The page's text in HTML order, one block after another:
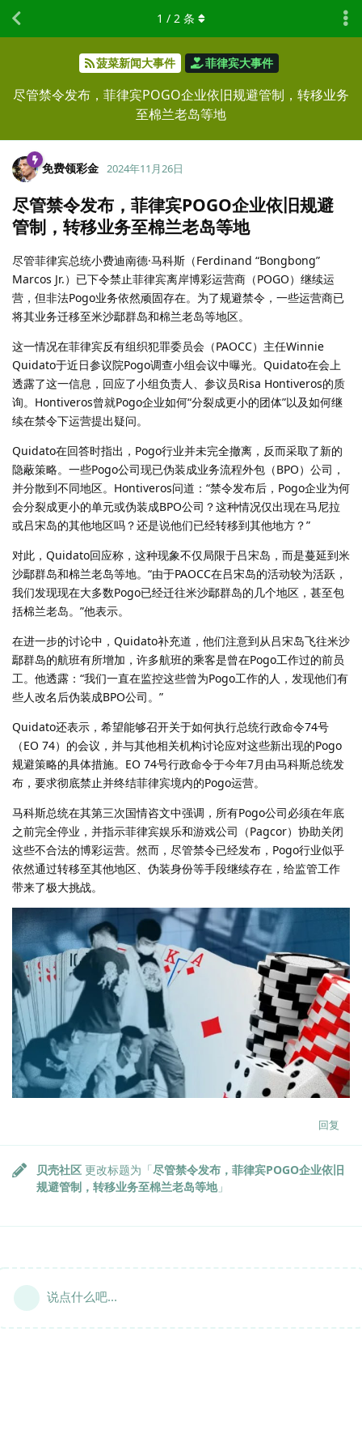
菠菜新闻大事件 菲律宾大事件
尽管禁令发布，菲律宾POGO企业依旧规避管制，转移业务
至棉兰老岛等地
1 / 2 条
免费领彩金 2024年11月26日
尽管禁令发布，菲律宾POGO企业依旧规避
管制，转移业务至棉兰老岛等地
尽管菲律宾总统小费迪南德·马科斯（Ferdinand “Bongbong”
Marcos Jr.）已下令禁止菲律宾离岸博彩运营商（POGO）继续运
营，但非法Pogo业务依然顽固存在。为了规避禁令，一些运营商已
将其业务迁移至米沙鄢群岛和棉兰老岛等地区。
这一情况在菲律宾反有组织犯罪委员会（PAOCC）主任Winnie
Quidato于近日参议院Pogo调查小组会议中曝光。Quidato在会上
透露了这一信息，回应了小组负责人、参议员Risa Hontiveros的质
询。Hontiveros曾就Pogo企业如何“分裂成更小的团体”以及如何继
续在禁令下运营提出疑问。
Quidato在回答时指出，Pogo行业并未完全撤离，反而采取了新的
隐蔽策略。一些Pogo公司现已伪装成业务流程外包（BPO）公司，
并分散到不同地区。Hontiveros问道：“禁令发布后，Pogo企业为何
会分裂成更小的单元或伪装成BPO公司？这种情况仅出现在马尼拉
或吕宋岛的其他地区吗？还是说他们已经转移到其他地方？”
对此，Quidato回应称，这种现象不仅局限于吕宋岛，而是蔓延到米
沙鄢群岛和棉兰老岛等地。“由于PAOCC在吕宋岛的活动较为活跃，
我们发现现在大多数Pogo已经迁往米沙鄢群岛的几个地区，甚至包
括棉兰老岛。”他表示。
在进一步的讨论中，Quidato补充道，他们注意到从吕宋岛飞往米沙
鄢群岛的航班有所增加，许多航班的乘客是曾在Pogo工作过的前员
工。他透露：“我们一直在监控这些曾为Pogo工作的人，发现他们有
些人改名后伪装成BPO公司。”
Quidato还表示，希望能够召开关于如何执行总统行政命令74号
（EO 74）的会议，并与其他相关机构讨论应对这些新出现的Pogo
规避策略的具体措施。EO 74号行政命令于今年7月由马科斯总统发
布，要求彻底禁止并终结菲律宾境内的Pogo运营。
马科斯总统在其第三次国情咨文中强调，所有Pogo公司必须在年底
之前完全停业，并指示菲律宾娱乐和游戏公司（Pagcor）协助关闭
这些不合法的博彩运营。然而，尽管禁令已经发布，Pogo行业似乎
依然通过转移至其他地区、伪装身份等手段继续存在，给监管工作
带来了极大挑战。
回复
贝壳社区 更改标题为「尽管禁令发布，菲律宾POGO企业依旧
规避管制，转移业务至棉兰老岛等地」
说点什么吧...